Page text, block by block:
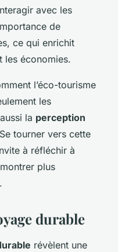
avec les
de
ce qui enrichit
les économies.
l’éco-tourisme
les
la perception
tourner vers cette
à réfléchir à
plus
durable
révèlent une